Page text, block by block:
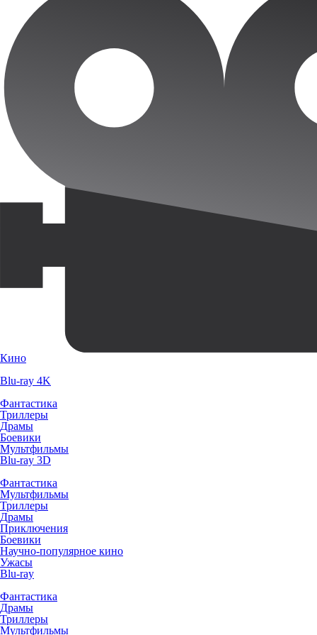
Кино
Blu-ray 4K
Фантастика
Триллеры
Драмы
Боевики
Мультфильмы
Blu-ray 3D
Фантастика
Мультфильмы
Триллеры
Драмы
Приключения
Боевики
Научно-популярное кино
Ужасы
Blu-ray
Фантастика
Драмы
Триллеры
Мультфильмы